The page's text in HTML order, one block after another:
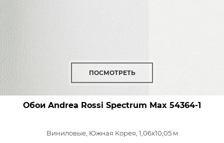
ПОСМОТРЕТЬ
Обои Andrea Rossi Spectrum Max 54364-1
Виниловые, Южная Корея, 1,06x10,05 м